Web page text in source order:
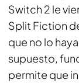
Switch 2 le
Split Fiction
que no lo
supuesto,
permite que